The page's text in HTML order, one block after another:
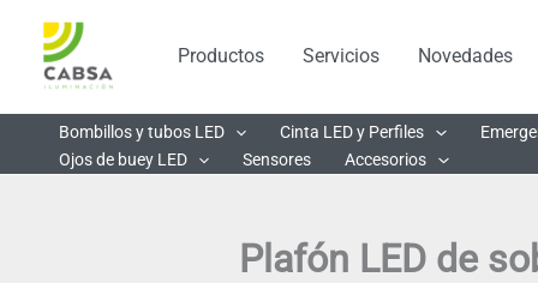
contenido
Productos Servicios Novedades
Bombillos y tubos LED Cinta LED y Perfiles
Ojos de buey LED
Sensores Accesorios
Plafón LED de